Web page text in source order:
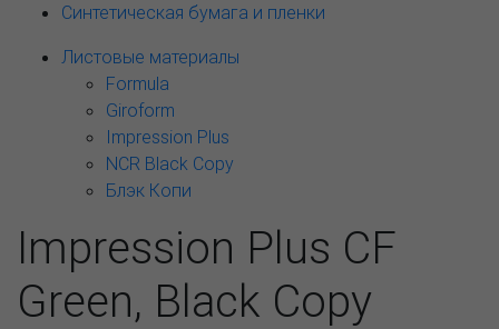
Синтетическая бумага и пленки
Листовые материалы
Formula
Giroform
Impression Plus
NCR Black Copy
Блэк Копи
Impression Plus CF
Green, Black Copy